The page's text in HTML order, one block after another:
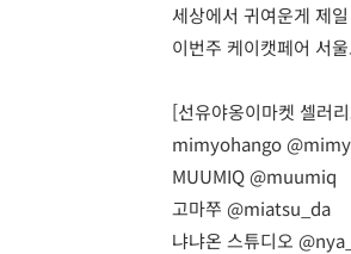
세상에서 귀여운게 제
이번주 케이캣페어 서
[선유야옹이마켓 셀러
mimyohango
MUUMIQ@muumiq
고마쭈 @miatsu_da
냐냐온 스튜디오